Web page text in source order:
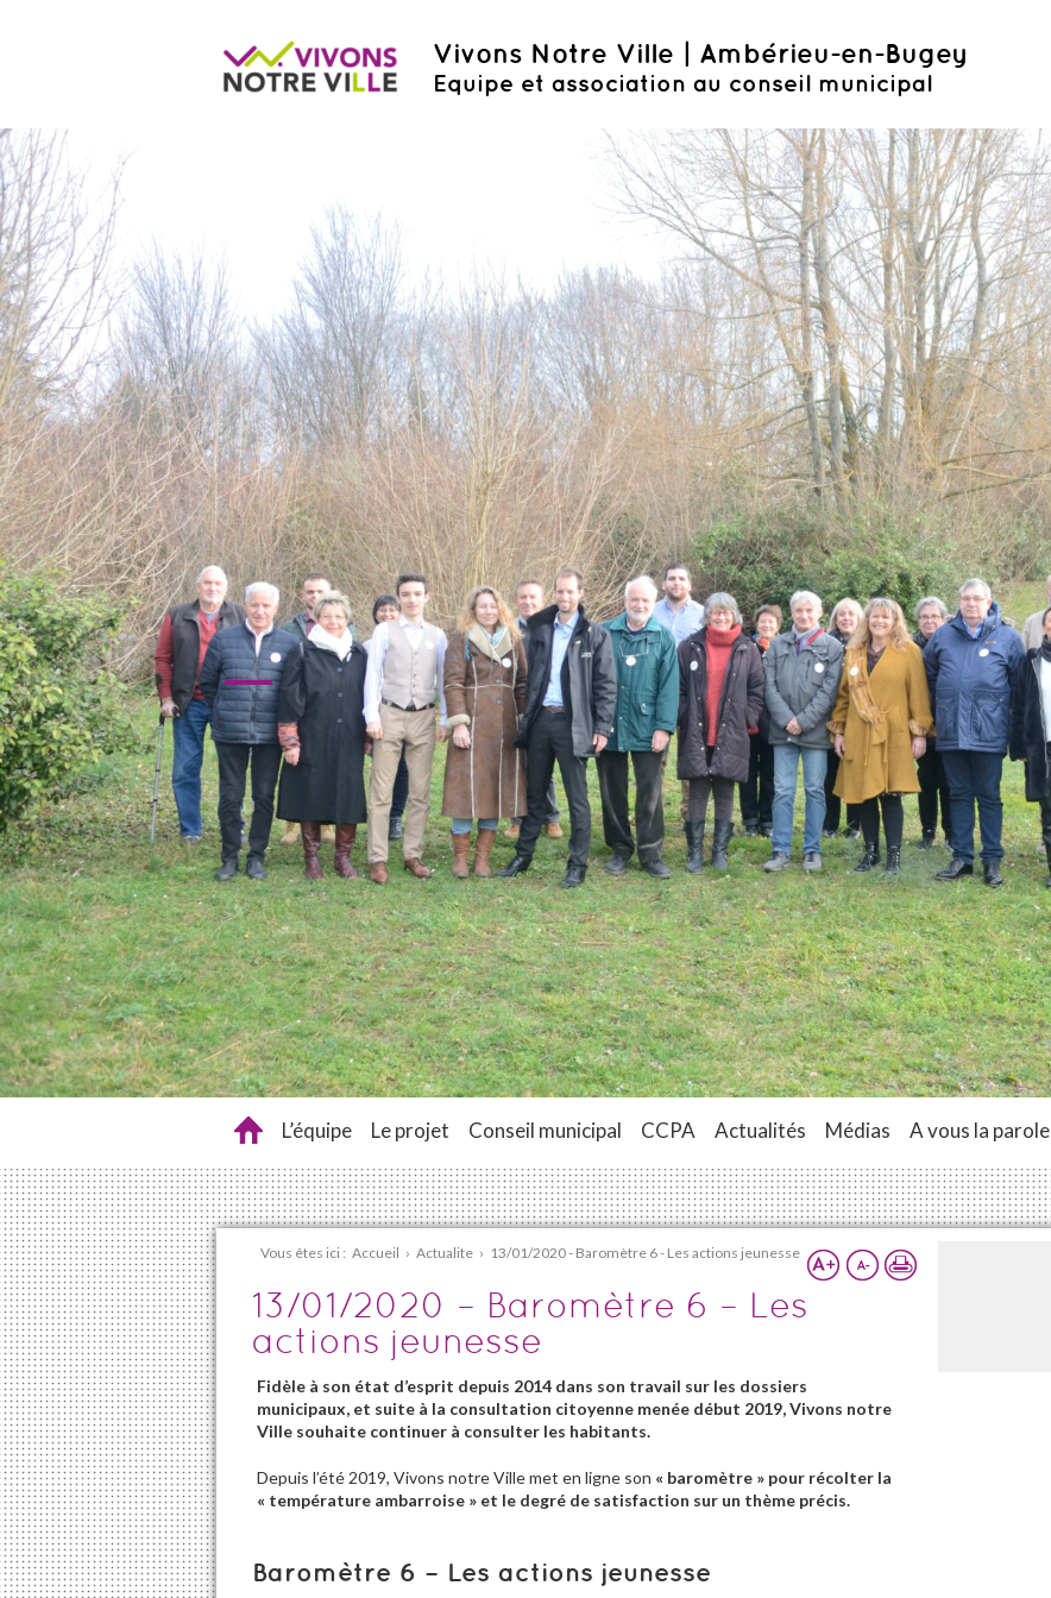
Vivons Notre Ville | Ambérieu-en-Bugey
Equipe et association au conseil municipal
L’équipe Le projet Conseil municipal CCPA Actualités Médias A vous la parole
Vous êtes ici : Accueil › Actualite › 13/01/2020 - Baromètre 6 - Les actions jeunesse
13/01/2020 – Baromètre 6 – Les
actions jeunesse
Fidèle à son état d’esprit depuis 2014 dans son travail sur les dossiers
municipaux, et suite à la consultation citoyenne menée début 2019, Vivons notre
Ville souhaite continuer à consulter les habitants.
Depuis l’été 2019, Vivons notre Ville met en ligne son « baromètre » pour récolter la
« température ambarroise » et le degré de satisfaction sur un thème précis.
Baromètre 6 – Les actions jeunesse